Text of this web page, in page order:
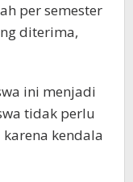
per semester
diterima,
ini menjadi
tidak perlu
kendala